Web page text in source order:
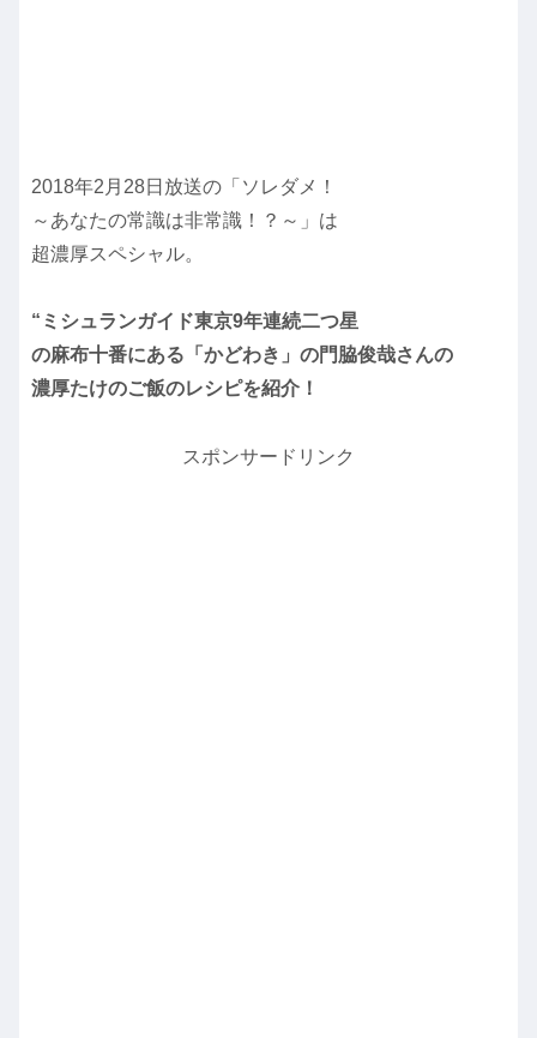
2018年2月28日放送の「ソレダメ！
～あなたの常識は非常識！？～」は
超濃厚スペシャル。
“ミシュランガイド東京9年連続二つ星
の麻布十番にある「かどわき」の門脇俊哉さんの
濃厚たけのご飯のレシピを紹介！
スポンサードリンク